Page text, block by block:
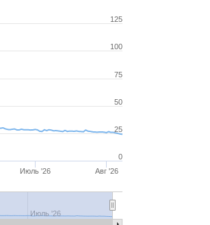
Июль '26 Авг '26
Июль '26
0
25
50
75
100
125